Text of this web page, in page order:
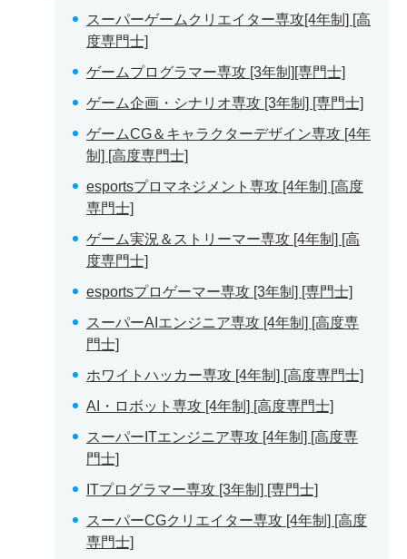
スーパーゲームクリエイター専攻[4年制] [高
度専門士]
ゲームプログラマー専攻 [3年制][専門士]
ゲーム企画・シナリオ専攻 [3年制] [専門士]
ゲームCG＆キャラクターデザイン専攻 [4年
制] [高度専門士]
esportsプロマネジメント専攻 [4年制] [高度
専門士]
ゲーム実況＆ストリーマー専攻 [4年制] [高
度専門士]
esportsプロゲーマー専攻 [3年制] [専門士]
スーパーAIエンジニア専攻 [4年制] [高度専
門士]
ホワイトハッカー専攻 [4年制] [高度専門士]
AI・ロボット専攻 [4年制] [高度専門士]
スーパーITエンジニア専攻 [4年制] [高度専
門士]
ITプログラマー専攻 [3年制] [専門士]
スーパーCGクリエイター専攻 [4年制] [高度
専門士]